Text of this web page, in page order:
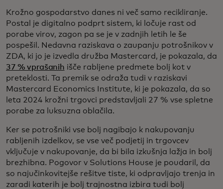
Krožno gospodarstvo danes ni več samo recikliranje.
Postal je digitalno podprt sistem, ki ločuje rast od
porabe virov, zagon pa se je v zadnjih letih le še
pospešil. Nedavna raziskava o zaupanju potrošnikov v
ZDA, ki jo je izvedla družba Mastercard, je pokazala, da
37 % vprašanih išče rabljene predmete bolj kot v
preteklosti. Ta premik se odraža tudi v raziskavi
Mastercard Economics Institute, ki je pokazala, da so
leta 2024 krožni trgovci predstavljali 27 % vse spletne
porabe za luksuzna oblačila.
Ker se potrošniki vse bolj nagibajo k nakupovanju
rabljenih izdelkov, se vse več podjetij in trgovcev
vključuje v nakupovanje, da bi bila izkušnja lažja in bolj
brezhibna. Pogovor v Solutions House je poudaril, da
so najučinkovitejše rešitve tiste, ki odpravljajo trenja in
zaradi katerih je bolj trajnostna izbira tudi bolj